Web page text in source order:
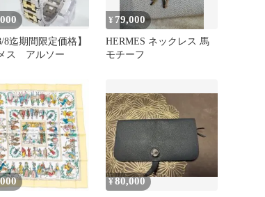
8迄期間限定価格】
ス アルソー
¥ 79,000
HERMES ネックレス 馬
モチーフ
¥80,000